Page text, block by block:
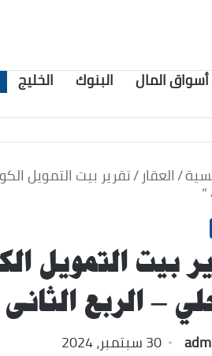
أسواق المال البنوك الخليج
/العقار/
بيت التمويل
– الربع الثانى 2024 ” الجزء 4 “
30 سبتمبر، 2024